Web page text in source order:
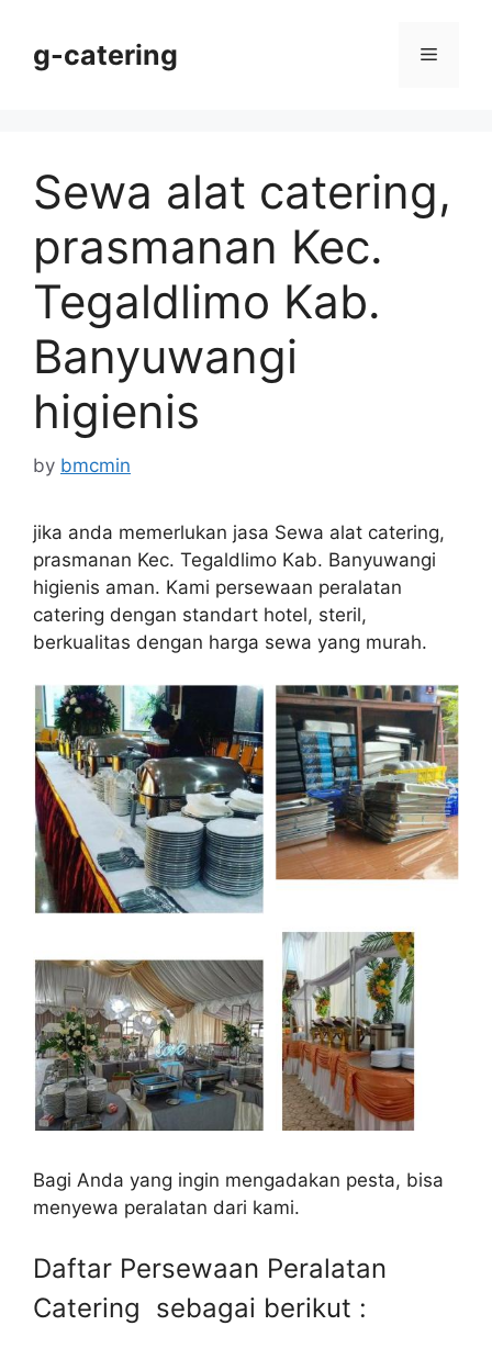
contentg-catering Menu
Sewa alat catering,
prasmanan Kec.
Tegaldlimo Kab.
Banyuwangi
higienis
by bmcmin
jika anda memerlukan jasa Sewa alat catering,
prasmanan Kec. Tegaldlimo Kab. Banyuwangi
higienis aman. Kami persewaan peralatan
catering dengan standart hotel, steril,
berkualitas dengan harga sewa yang murah.
Bagi Anda yang ingin mengadakan pesta, bisa
menyewa peralatan dari kami.
Daftar Persewaan Peralatan
Catering sebagai berikut :